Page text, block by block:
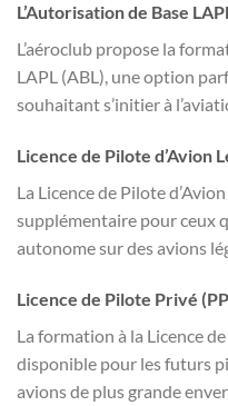
L’Autorisation de Base
L’aéroclub propose la
LAPL (ABL), une option
souhaitant s’initier à
Licence de Pilote d’Avion
La Licence de Pilote
supplémentaire pour ceux
autonome sur des avions
Licence de Pilote Privé
La formation à la Licence
disponible pour les futurs
avions de plus grande